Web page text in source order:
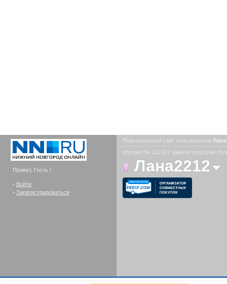
Привет, Гость !
- Войти
- Зарегистрироваться
Персональный сайт пользователя
портрет № 161917 зарегистрирован
Лана2212